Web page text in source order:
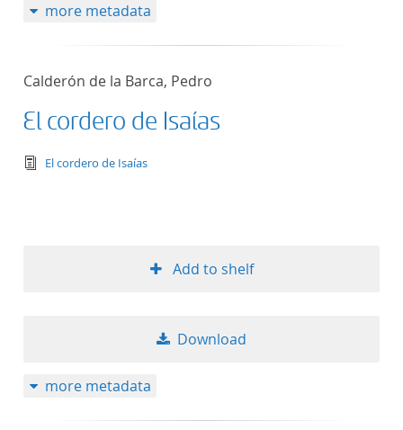
more metadata
Calderón de la Barca, Pedro
El cordero de Isaías
text/tg.edition+tg.aggregation+xml
El cordero de Isaías
Add to shelf
Download
more metadata